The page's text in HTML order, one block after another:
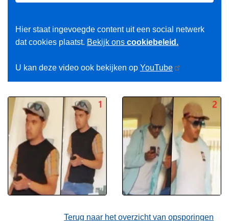
Hier staat ingevoegde content uit een social netwerk
dat cookies plaatst. Bekijk ons cookiebeleid.
U kan deze video ook bekijken op YouTube
Terug naar het overzicht van opsporingen